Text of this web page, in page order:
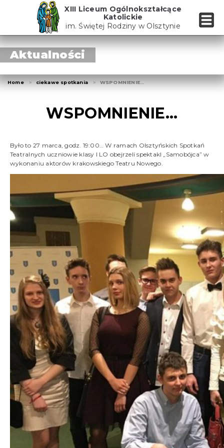
XIII Liceum Ogólnokształcące
Katolickie
im. Świętej Rodziny w Olsztynie
Aktualności
Home ciekawe spotkania WSPOMNIENIE…
WSPOMNIENIE…
Było to 27 marca, godz. 19:00… W ramach Olsztyńskich Spotkań
Teatralnych uczniowie klasy I LO obejrzeli spektakl „Samobójca” w
wykonaniu aktorów krakowskiego Teatru Nowego.